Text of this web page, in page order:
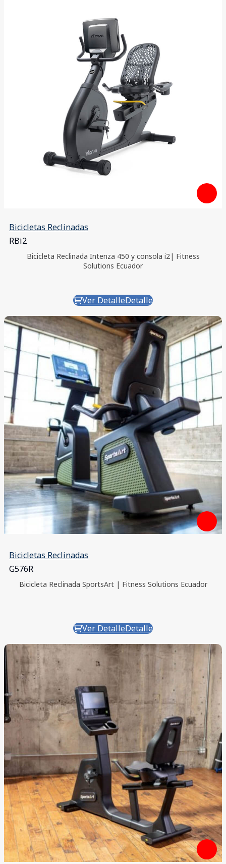
Bicicletas Reclinadas
RBi2
Bicicleta Reclinada Intenza 450 y consola i2| Fitness
Solutions Ecuador
Ver DetalleDetalle
Bicicletas Reclinadas
G576R
Bicicleta Reclinada SportsArt | Fitness Solutions Ecuador
Ver DetalleDetalle